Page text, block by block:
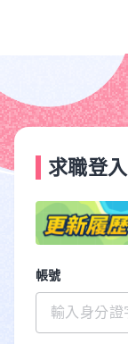
求職登入
帳號